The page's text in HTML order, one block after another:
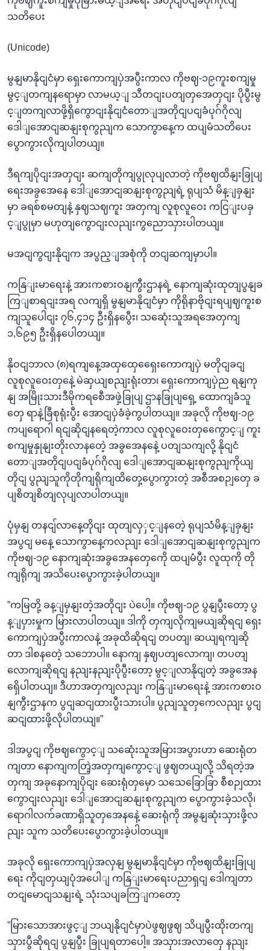
သတိပေး
(Unicode)
မွနျမာနိုငျငံမှာ ရှေးကောကျပှဲအပွီးကာလ ကိုဗဈ-၁၉ကူးစကျမှု
မွင့ျတကျနရောမှာ လာမယ့ျ သီတငျးပတျတှအေတှငျး ပိုပွီးမွ
င့ျတကျလာဖို့ရှိကွောငျးနိုငျငံတောျအတိုငျပငျခံပုဂ်ဂိုလျ
ဒေါျအောငျဆနျးစုကွညျက သောကွာနေ့က ထပျမံသတိပေး
ပွောကွားလိုကျပါတယျ။
ဒီရကျပိုငျးအတှငျး ဆကျတိုကျပွုလုပျလာတဲ့ ကိုဗဈထိနျးခြုပျ
ရေးအခွအေနေ ဒေါျအောငျဆနျးစုကွညျရဲ့ ရုပျသံ မိန့ျခှနျး
မှာ ခရစ်စမတျနဲ့ နှဈသဈကူး အတှကျ လူစုလူဝေး ကငြျးပခှ
င့ျပွုမှာ မဟုတျကွောငျးလညျးကွညောသှားပါတယျ။
မအငျကွငျးနိုငျက အပွည့ျအစုံကို တငျဆကျမှာပါ။
ကနြျးမာရေးနဲ့ အားကစားဝနျကွီးဌာနရဲ့ နောကျဆုံးထုတျပွနျခ
ကြျစာရငျးအရ လကျရှိ မွနျမာနိုငျငံမှာ ကိုရိုနာဗိုငျးရပျဈကူးစ
ကျသူပေါငျး ၇၆,၄၁၄ ဦးရှိနပွေီး၊ သဆေုံးသူအရအေတှကျ
၁,၆၉၅ ဦးရှိနပေါတယျ။
နိုဝငျဘာလ (၈)ရကျနေ့အထှထှေရှေေးကောကျပှဲ မတိုငျခငျ
လူစုလူဝေးတှနေဲ့ မဲဆှယျစညျးရုံးတာ၊ ရှေးကောကျပှဲည ရနျကု
နျ အမြိုးသားဒီမိုကရစေီအဖှဲ့ခြုပျ ဌာနခြုပျရှေ့ ထောကျခံသူ
တှေ ရာနဲ့ခြီစုရုံးပွီး အောငျပှဲခံခဲ့ကွပါတယျ။ အခုလို ကိုဗဈ-၁၉
ကပျရောဂါ ရငျဆိုငျနရေတဲ့ကာလ လူစုလူဝေးတှကွေောင့ျ ကူး
စကျမှုနှုနျးတိုးလာနတေဲ့ အခွအေနနေဲ့ ပတျသကျလို့ နိုငျငံ
တောျအတိုငျပငျခံပုဂ်ဂိုလျ ဒေါျအောငျဆနျးစုကွညျကိုယျ
တိုငျ ပွညျသူကိုတိုကျရိုကျထိတှေ့ပွောကွားတဲ့ အစီအစဉျတှေ ခ
ပျစိတျစိတျလုပျလာပါတယျ။
ပုံမှနျ တနငျ်လာနေ့တိုငျး ထုတျလှှင့ျနတေဲ့ ရုပျသံမိန့ျခှနျး
အပွငျ မနေ့ သောကွာနေ့ကလညျး ဒေါျအောငျဆနျးစုကွညျက
ကိုဗဈ-၁၉ နောကျဆုံးအခွအေနတှေကေို ထပျမံပွီး လူထုကို တို
ကျရိုကျ အသိပေးပွောကွားခဲ့ပါတယျ။
”ကမြတို့ ခန့ျမှနျးတဲ့အတိုငျး ပဲပေါ့။ ကိုဗဈ-၁၉ ပွနျပွီးတော့ ပွ
န့ျပှားမှုက မြားလာပါတယျ။ ဒါကို တှကျလိုကျမယျဆိုရငျ ရှေး
ကောကျပှဲအပွီးကာလနဲ့ အခုထိဆိုရငျ တပတျ၊ ဆယျရကျဆို
တာ ဒါစနတေဲ့ သဘောပါ။ နောကျ နှဈပတျလောကျ၊ တပတျ
လောကျဆိုရငျ နညျးနညျးပိုပွီးတော့ မွင့ျလာနိုငျတဲ့ အခွအေန
ရှေိပါတယျ။ ဒီဟာအတှကျလညျး ကနြျးမာရေးနဲ့ အားကစားဝ
နျကွီးဌာနက ပွငျဆငျထားပွီးသားပါ။ ပွညျသူတှကေလညျး ပွငျ
ဆငျထားဖို့လိုပါတယျ။”
ဒါအပွငျ ကိုဗဈကွောင့ျ သဆေုံးသူအမြားအပွားဟာ ဆေးရုံတ
ကျတာ နောကျကတြဲ့အတှကျကွောင့ျ ဖွဈတယျလို့ သိရတဲ့အ
တှကျ အခုနောကျပိုငျး ဆေးရုံတှမှော သသေခြောခြာ စီစဉျထား
ကွောငျးလညျး ဒေါျအောငျဆနျးစုကွညျက ပွောကွားခဲ့သလို၊
ရောဂါလက်ခဏာရှိသူတှအေနနေဲ့ ဆေးရုံကို အမွနျဆုံးသှားဖို့လ
ညျး သူက သတိပေးပွောကွားခဲ့ပါတယျ။
အခုလို ရှေးကောကျပှဲအလှနျ မွနျမာနိုငျငံမှာ ကိုဗဈထိနျးခြုပျ
ရေး ကိုငျတှယျပုံအပေါျ ကနြျးမာရေးပညာရှငျ ဒေါကျတာ
တငျမောငျသနျးရဲ့ သုံးသပျခကြျကတော့
”မြားသောအားဖွင့ျ ဘယျနိုငျငံမှာပဲဖွဈဖွဈ သိပျပွီးထိုးတကျ
သှားပွီဆိုရငျ ပွနျပွီး ခြုပျရတာပေါ့။ အသှားအလာတှေ နညျး